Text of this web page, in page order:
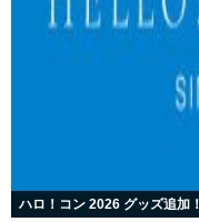
ハロ！コン 2026 グッズ追加！